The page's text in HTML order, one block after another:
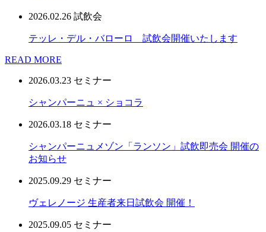
2026.02.26 試飲会
テッレ・デル・バローロ 試飲会開催いたします
READ MORE
2026.03.23 セミナー
シャンパーニュ × ショコラ
2026.03.18 セミナー
シャンパーニュメゾン「ランソン」試飲即売会 開催の
お知らせ
2025.09.29 セミナー
ヴェレノージ 生産者来日試飲会 開催！
2025.09.05 セミナー